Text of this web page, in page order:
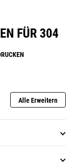
FÜR 304
Alle Erweitern